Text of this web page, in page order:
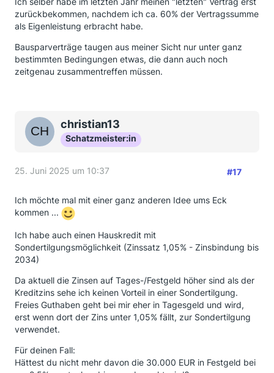
zurückbekommen, nachdem ich ca. 60% der Vertragssumme
als Eigenleistung erbracht habe.
Bausparverträge taugen aus meiner Sicht nur unter ganz
bestimmten Bedingungen etwas, die dann auch noch
zeitgenau zusammentreffen müssen.
christian13
Schatzmeister:in
25. Juni 2025 um 10:37 #17
Ich möchte mal mit einer ganz anderen Idee ums Eck
kommen ...
Ich habe auch einen Hauskredit mit
Sondertilgungsmöglichkeit (Zinssatz 1,05% - Zinsbindung bis
2034)
Da aktuell die Zinsen auf Tages-/Festgeld höher sind als der
Kreditzins sehe ich keinen Vorteil in einer Sondertilgung.
Freies Guthaben geht bei mir eher in Tagesgeld und wird,
erst wenn dort der Zins unter 1,05% fällt, zur Sondertilgung
verwendet.
Für deinen Fall:
Hättest du nicht mehr davon die 30.000 EUR in Festgeld bei